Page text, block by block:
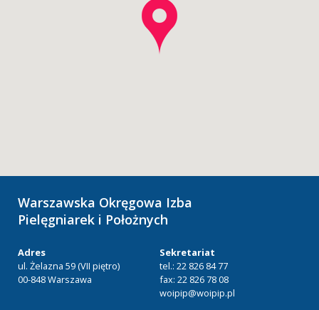
Warszawska Okręgowa Izba
Pielęgniarek i Położnych
Adres
ul. Żelazna 59 (VII piętro)
00-848 Warszawa
Sekretariat
tel.: 22 826 84 77
fax: 22 826 78 08
woipip@woipip.pl